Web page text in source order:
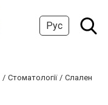
Рус
Стоматології
Слален